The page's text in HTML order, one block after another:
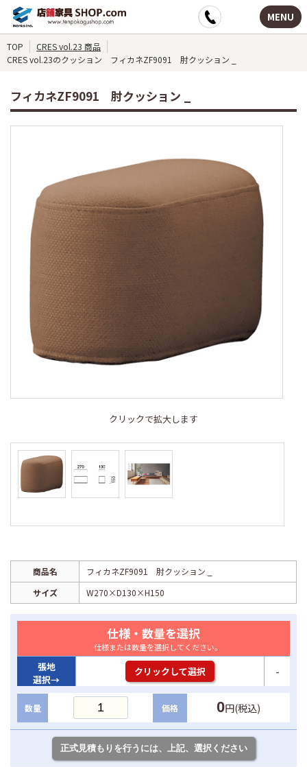
MENU
TOP
CRES vol.23 商品
CRES vol.23のクッション フィカネZF9091 肘クッション _
フィカネZF9091 肘クッション _
クリックで拡大します
商品名
フィカネZF9091 肘クッション _
サイズ
W270×D130×H150
仕様・数量を選択
仕様または数量を選択してください。
張地
選択→
クリックして選択 -
数量 価格 0円(税込)